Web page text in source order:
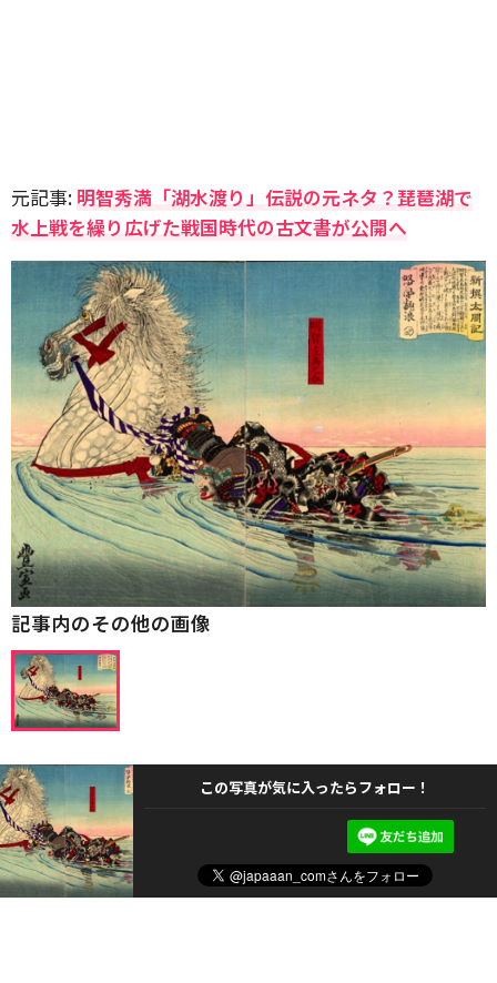
元記事: 明智秀満「湖水渡り」伝説の元ネタ？琵琶湖で
水上戦を繰り広げた戦国時代の古文書が公開へ
記事内のその他の画像
この写真が気に入ったらフォロー！